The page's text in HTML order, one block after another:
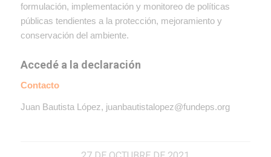
formulación, implementación y monitoreo de políticas
públicas tendientes a la protección, mejoramiento y
conservación del ambiente.
Accedé a la declaración
Contacto
Juan Bautista López, juanbautistalopez@fundeps.org